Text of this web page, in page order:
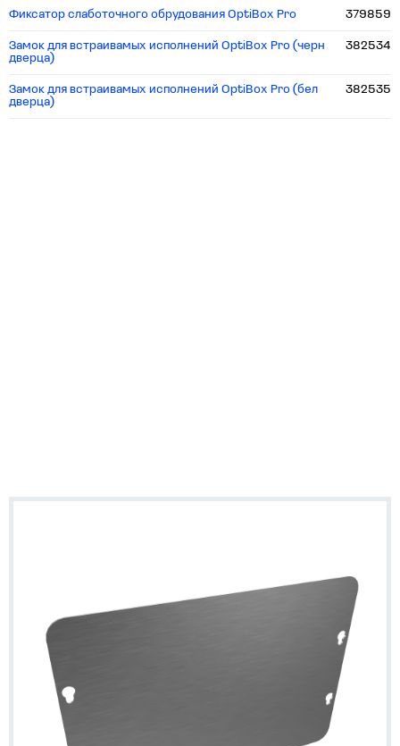
Фиксатор слаботочного обрудования OptiBox Pro 379859
Замок для встраивамых исполнений OptiBox Pro (черн
дверца)
382534
Замок для встраивамых исполнений OptiBox Pro (бел
дверца)
382535